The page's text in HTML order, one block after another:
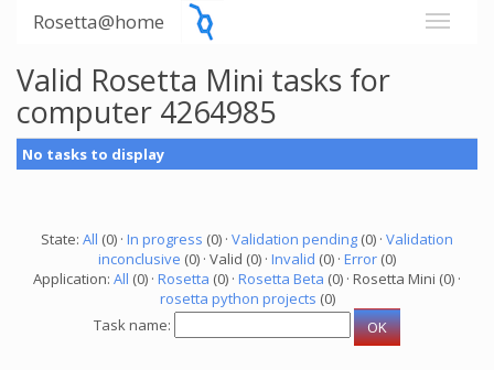
Rosetta@home
Valid Rosetta Mini tasks for
computer 4264985
No tasks to display
State: All (0) · In progress (0) · Validation pending (0) · Validation
inconclusive (0) · Valid (0) · Invalid (0) · Error (0)
Application: All (0) · Rosetta (0) · Rosetta Beta (0) · Rosetta Mini (0) ·
rosetta python projects (0)
Task name: